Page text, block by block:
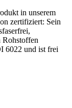
in unserem
zertifiziert: Sein
Rohstoffen
6022 und ist frei